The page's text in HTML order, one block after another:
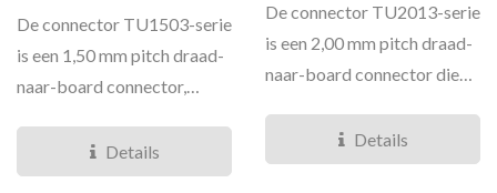
De connector TU1503-serie
is een 1,50 mm pitch draad-
naar-board connector,
Details
De connector TU2013-serie
is een 2,00 mm pitch draad-
naar-board connector die
Details